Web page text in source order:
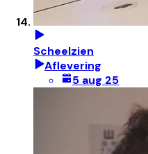
Scheelzien
Aflevering
5 aug 25